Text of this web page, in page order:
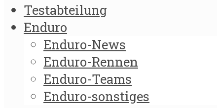
Testabteilung
Enduro
Enduro-News
Enduro-Rennen
Enduro-Teams
Enduro-sonstiges